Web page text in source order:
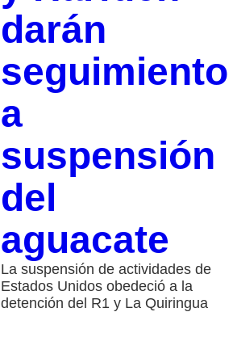
darán
seguimiento
a
suspensión
del
aguacate
La suspensión de actividades de
Estados Unidos obedeció a la
detención del R1 y La Quiringua